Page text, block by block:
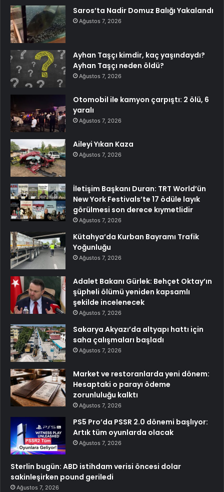
Saros’ta Nadir Domuz Balığı Yakalandı
Ağustos 7, 2026
Ayhan Taşçı kimdir, kaç yaşındaydı?
Ayhan Taşçı neden öldü?
Ağustos 7, 2026
Otomobil ile kamyon çarpıştı: 2 ölü, 6
yaralı
Ağustos 7, 2026
Aileyi Yıkan Kaza
Ağustos 7, 2026
İletişim Başkanı Duran: TRT World’ün
New York Festivals’te 17 ödüle layık
görülmesi son derece kıymetlidir
Ağustos 7, 2026
Kütahya’da Kurban Bayramı Trafik
Yoğunluğu
Ağustos 7, 2026
Adalet Bakanı Gürlek: Behçet Oktay’ın
şüpheli ölümü yeniden kapsamlı
şekilde incelenecek
Ağustos 7, 2026
Sakarya Akyazı’da altyapı hattı için
saha çalışmaları başladı
Ağustos 7, 2026
Market ve restoranlarda yeni dönem:
Hesaptaki o parayı ödeme
zorunluluğu kalktı
Ağustos 7, 2026
PS5 Pro’da PSSR 2.0 dönemi başlıyor:
Artık tüm oyunlarda olacak
Ağustos 7, 2026
Sterlin bugün: ABD istihdam verisi öncesi dolar
sakinleşirken pound geriledi
Ağustos 7, 2026